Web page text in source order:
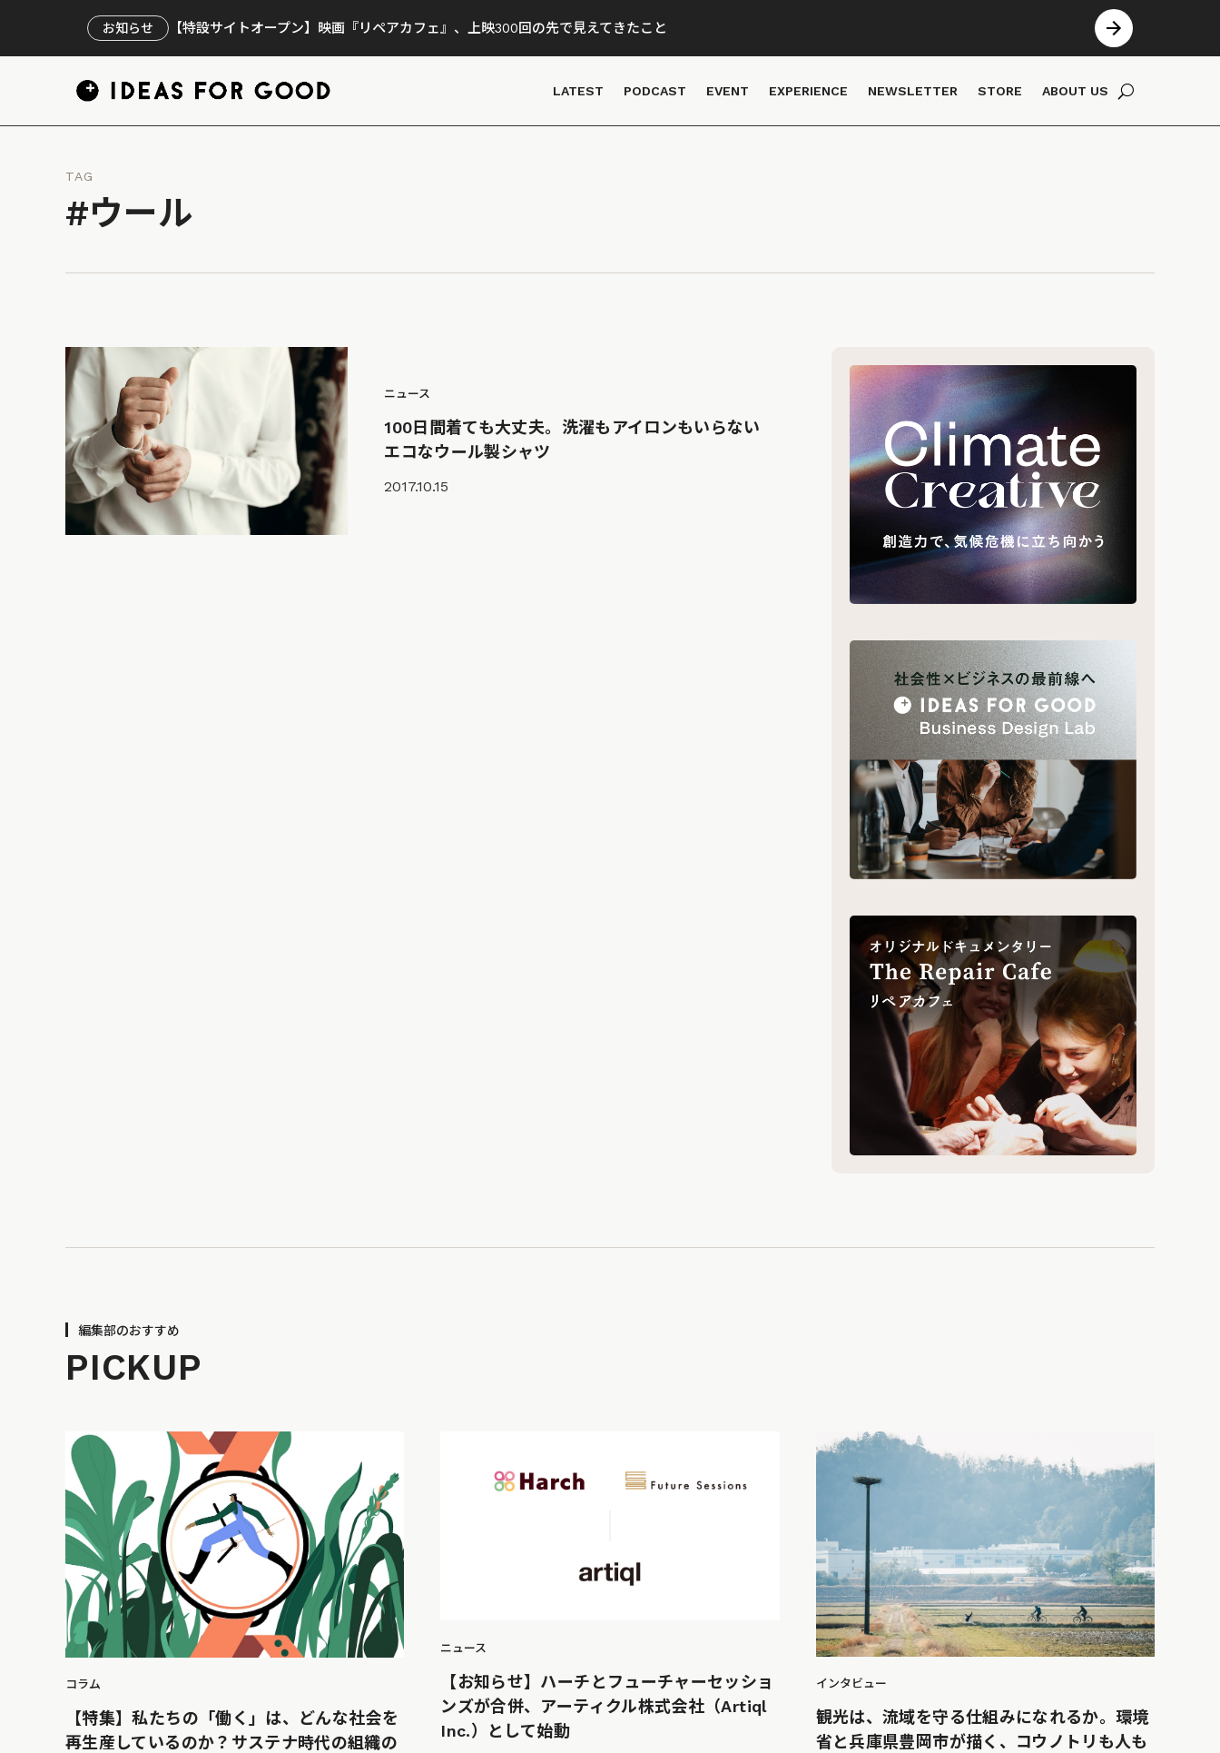
お知らせ 【特設サイトオープン】映画『リペアカフェ』、上映300回の先で見えてきたこと
LATEST PODCAST EVENT EXPERIENCE NEWSLETTER STORE ABOUT US
TAG
#ウール
ニュース
100日間着ても大丈夫。洗濯もアイロンもいらない
エコなウール製シャツ
2017.10.15
編集部のおすすめ
PICKUP
コラム
【特集】私たちの「働く」は、どんな社会を
再生産しているのか？サステナ時代の組織の
ニュース
【お知らせ】ハーチとフューチャーセッショ
ンズが合併、アーティクル株式会社（Artiql
Inc.）として始動
インタビュー
観光は、流域を守る仕組みになれるか。環境
省と兵庫県豊岡市が描く、コウノトリも人も